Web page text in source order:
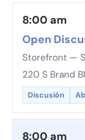
8:00 am
Open
Storefront —
220 S Brand
Discusión
8:00 am